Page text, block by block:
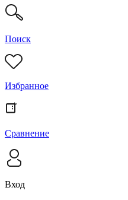
Поиск
Избранное
Сравнение
Вход